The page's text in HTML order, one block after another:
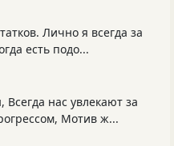
Лично я всегда за
есть подо...
нас увлекают за
Мотив ж...